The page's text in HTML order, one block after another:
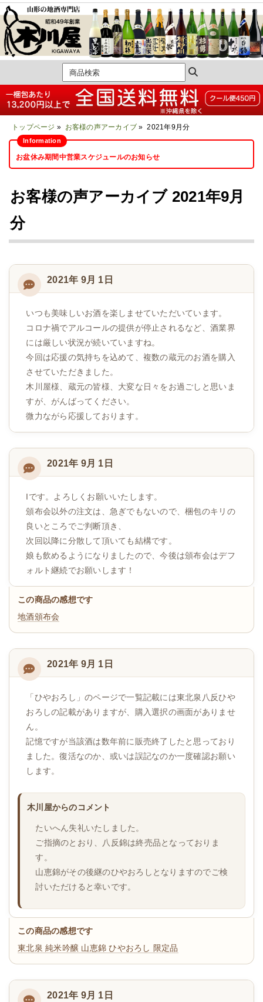
トップページ » お客様の声アーカイブ » 2021年9月分
お盆休み期間中営業スケジュールのお知らせ
お客様の声アーカイブ 2021年9月
分
2021年 9月 1日
いつも美味しいお酒を楽しませていただいています。
コロナ禍でアルコールの提供が停止されるなど、酒業界
には厳しい状況が続いていますね。
今回は応援の気持ちを込めて、複数の蔵元のお酒を購入
させていただきました。
木川屋様、蔵元の皆様、大変な日々をお過ごしと思いま
すが、がんばってください。
微力ながら応援しております。
2021年 9月 1日
Iです。よろしくお願いいたします。
頒布会以外の注文は、急ぎでもないので、梱包のキリの
良いところでご判断頂き、
次回以降に分散して頂いても結構です。
娘も飲めるようになりましたので、今後は頒布会はデフ
ォルト継続でお願いします！
この商品の感想です
地酒頒布会
2021年 9月 1日
「ひやおろし」のページで一覧記載には東北泉八反ひや
おろしの記載がありますが、購入選択の画面がありませ
ん。
記憶ですが当該酒は数年前に販売終了したと思っており
ました。復活なのか、或いは誤記なのか一度確認お願い
します。
木川屋からのコメント
たいへん失礼いたしました。
ご指摘のとおり、八反錦は終売品となっておりま
す。
山恵錦がその後継のひやおろしとなりますのでご検
討いただけると幸いです。
この商品の感想です
東北泉 純米吟醸 山恵錦 ひやおろし 限定品
2021年 9月 1日